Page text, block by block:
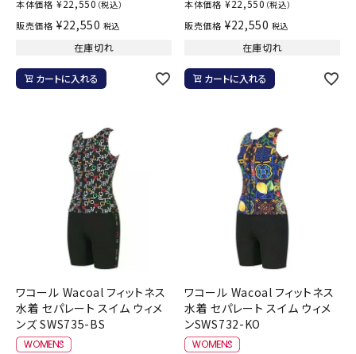
本体価格 ¥22,550 （税込）
販売価格 ¥22,550 税込
在庫切れ
カートに入れる
本体価格 ¥22,550 （税込）
販売価格 ¥22,550 税込
在庫切れ
カートに入れる
ワコール Wacoal フィットネス
水着 セパレート スイム ウィメ
ンズ SWS735-BS
ワコール Wacoal フィットネス
水着 セパレート スイム ウィメ
ンSWS732-KO